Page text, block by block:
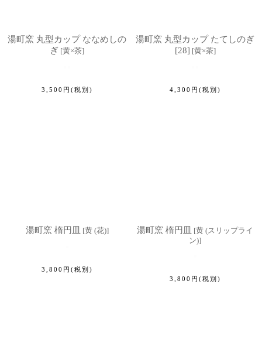
湯町窯 丸型カップ ななめしの
ぎ [黄×茶]
3,500 円 (税別)
湯町窯 丸型カップ たてしのぎ
[28] [黄×茶]
4,300 円 (税別)
湯町窯 楕円皿 [黄 (花)]
3,800 円 (税別)
湯町窯 楕円皿 [黄 (スリップライ
ン)]
3,800 円 (税別)